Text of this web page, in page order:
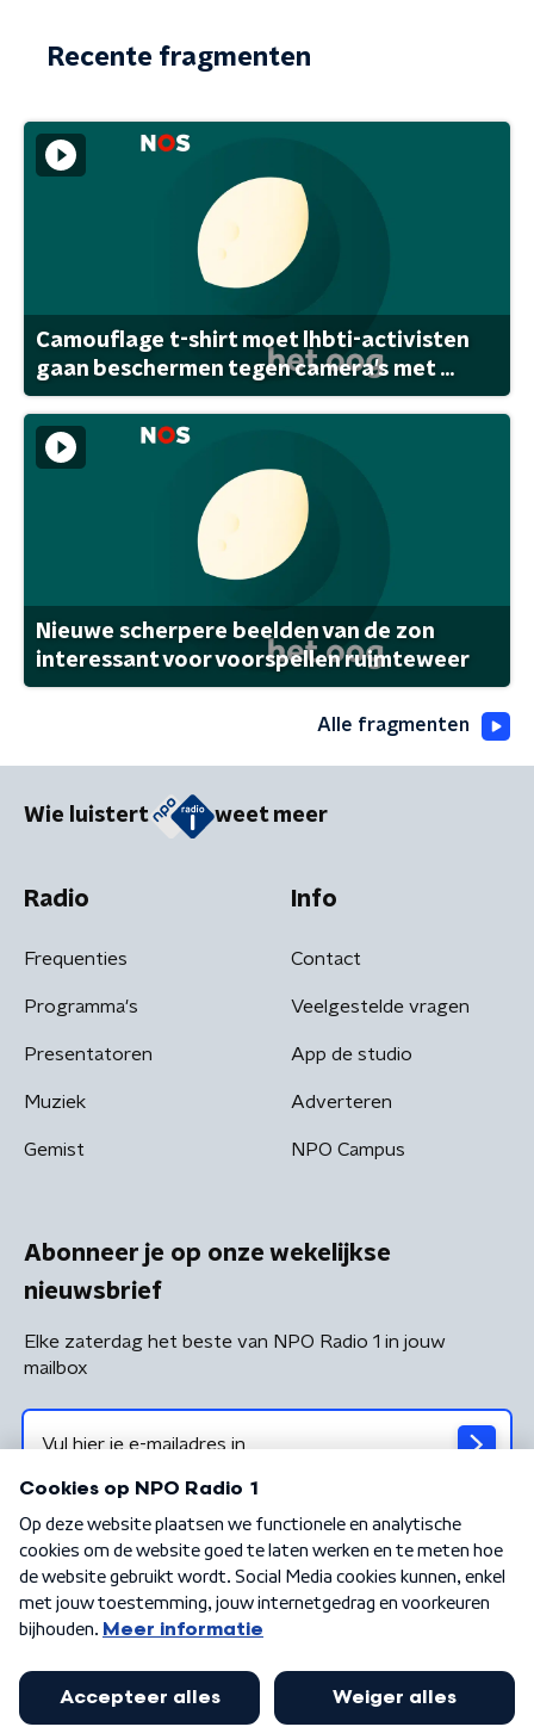
Recente fragmenten
Camouflage t-shirt moet lhbti-activisten
gaan beschermen tegen camera's met ...
Nieuwe scherpere beelden van de zon
interessant voor voorspellen ruimteweer
Alle fragmenten
Wie luistert weet meer
Radio
Frequenties
Programma's
Presentatoren
Muziek
Gemist
Info
Contact
Veelgestelde vragen
App de studio
Adverteren
NPO Campus
Abonneer je op onze wekelijkse
nieuwsbrief
Elke zaterdag het beste van NPO Radio 1 in jouw
mailbox
Algemene voorwaarden